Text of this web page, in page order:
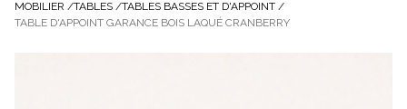
MOBILIER /TABLES /TABLES BASSES ET D'APPOINT /
TABLE D'APPOINT GARANCE BOIS LAQUÉ CRANBERRY